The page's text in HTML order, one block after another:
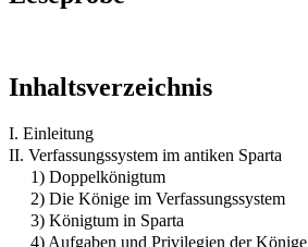
Inhaltsverzeichnis
I. Einleitung
II. Verfassungssystem im antiken Sparta
1) Doppelkönigtum
2) Die Könige im Verfassungssystem
3) Königtum in Sparta
4) Aufgaben und Privilegien der Könige